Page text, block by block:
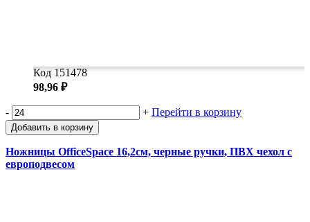
Код 151478
98,96 ₽
- + Перейти в корзину
Добавить в корзину
Ножницы OfficeSpace 16,2см, черные ручки, ПВХ чехол с
европодвесом